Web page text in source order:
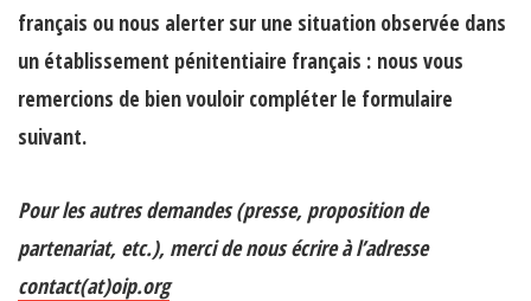
français ou nous alerter sur une situation observée dans
un établissement pénitentiaire français : nous vous
remercions de bien vouloir compléter le formulaire
suivant.
Pour les autres demandes (presse, proposition de
partenariat, etc.), merci de nous écrire à l’adresse
contact(at)oip.org